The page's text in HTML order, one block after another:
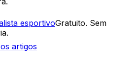
esportivoGratuito. Sem
artigos